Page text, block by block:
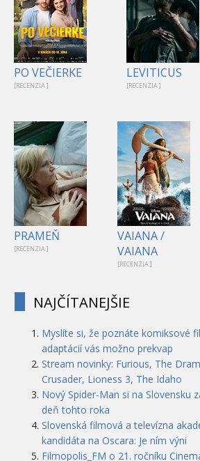
PO VEČIERKE
[RECENZIA ]
LEVITICUS
[RECENZIA ]
PRAMEŇ
[RECENZIA ]
VAIANA /
VAIANA
[RECENZIA ]
NAJČÍTANEJŠIE
Myslíte si, že poznáte komiksové
adaptácií vás možno prekvap
Stream novinky: Furious, The
Crusader, Lioness 3, The Idaho
Nový Spider-Man si na Slovensku
deň tohto roka
Slovenská filmová a televízna
kandidáta na Oscara: Je ním výni
Filmopolis_FM o 21. ročníku